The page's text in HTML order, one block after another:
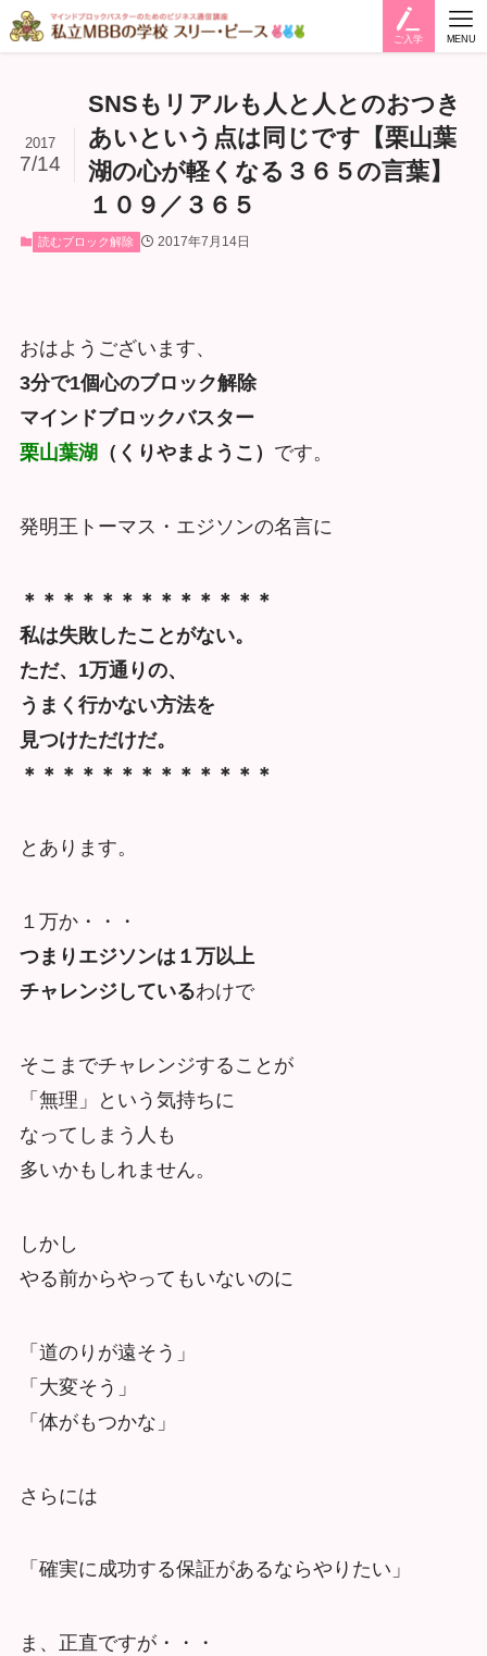
ご入学 MENU
SNSもリアルも人と人とのおつき
あいという点は同じです【栗山葉
湖の心が軽くなる３６５の言葉】
１０９／３６５
2017
7/14
読むブロック解除 2017年7月14日
おはようございます、
3分で1個心のブロック解除
マインドブロックバスター
栗山葉湖 （くりやまようこ） です。
発明王トーマス・エジソンの名言に
＊＊＊＊＊＊＊＊＊＊＊＊＊
私は失敗したことがない。
ただ、1万通りの、
うまく行かない方法を
見つけただけだ。
＊＊＊＊＊＊＊＊＊＊＊＊＊
とあります。
１万か・・・
つまりエジソンは１万以上
チャレンジしているわけで
そこまでチャレンジすることが
「無理」という気持ちに
なってしまう人も
多いかもしれません。
しかし
やる前からやってもいないのに
「道のりが遠そう」
「大変そう」
「体がもつかな」
さらには
「確実に成功する保証があるならやりたい」
ま、正直ですが・・・